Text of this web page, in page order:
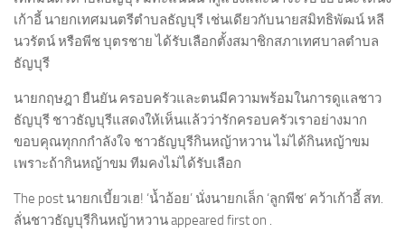
เก้าอี้ นายกเทศมนตรีตำบลธัญบุรี เช่นเดียวกับนายสมิทธิพัฒน์ หลี
นวรัตน์ หรือพีช บุตรชาย ได้รับเลือกตั้งสมาชิกสภาเทศบาลตำบล
ธัญบุรี
นายกฤษฎา ยืนยัน ครอบครัวและตนมีความพร้อมในการดูแลชาว
ธัญบุรี ชาวธัญบุรีแสดงให้เห็นแล้วว่ารักครอบครัวเราอย่างมาก
ขอบคุณทุกกกำลังใจ ชาวธัญบุรีกินหญ้าหวาน ไม่ได้กินหญ้าขม
เพราะถ้ากินหญ้าขม ทีมคงไม่ได้รับเลือก
The post นายกเบี้ยวเฮ! ‘น้ำอ้อย’ นั่งนายกเล็ก ‘ลูกพีช’ คว้าเก้าอี้ สท.
ลั่นชาวธัญบุรีกินหญ้าหวาน appeared first on .